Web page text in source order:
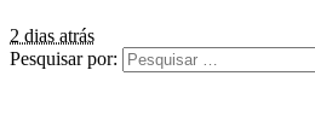
2 dias atrás
Pesquisar por: